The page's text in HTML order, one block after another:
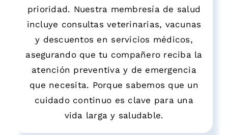
prioridad. Nuestra membresía de salud
incluye consultas veterinarias, vacunas
y descuentos en servicios médicos,
asegurando que tu compañero reciba la
atención preventiva y de emergencia
que necesita. Porque sabemos que un
cuidado continuo es clave para una
vida larga y saludable.